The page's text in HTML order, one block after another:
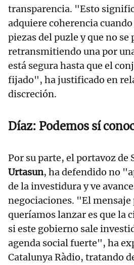
transparencia. "Esto
adquiere coherencia
piezas del puzle y que no se
retransmitiendo una por
está segura hasta que el
fijado", ha justificado en
discreción.
Díaz: Podemos sí
Por su parte, el portavoz de
Urtasun, ha defendido no
de la investidura y ve
negociaciones. "El
queríamos lanzar es que la
si este gobierno sale
agenda social fuerte", ha
Catalunya Ràdio, tratando